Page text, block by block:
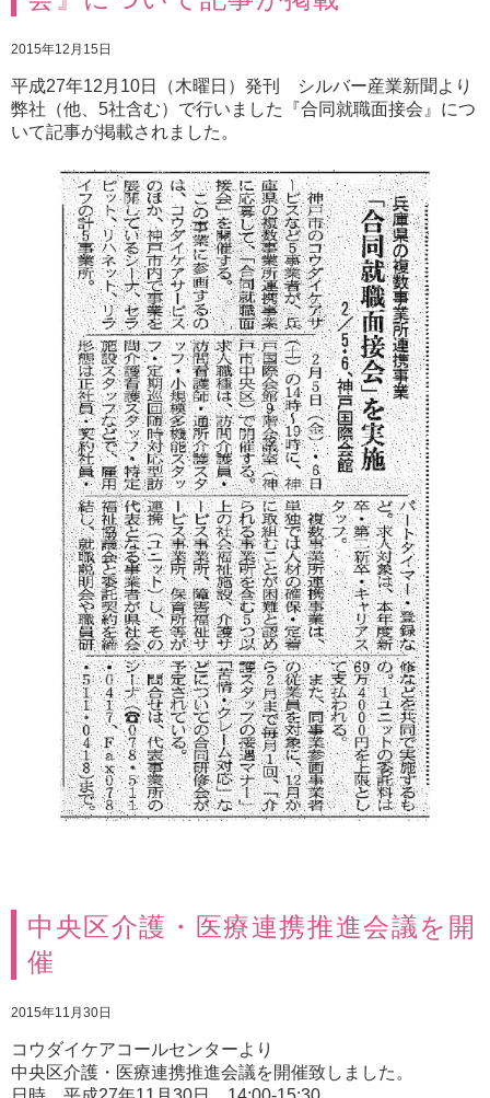
2015年12月15日
平成27年12月10日（木曜日）発刊 シルバー産業新聞より
弊社（他、5社含む）で行いました『合同就職面接会』につ
いて記事が掲載されました。
中央区介護・医療連携推進会議を開
催
2015年11月30日
コウダイケアコールセンターより
中央区介護・医療連携推進会議を開催致しました。